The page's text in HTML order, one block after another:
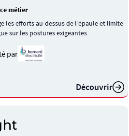
métier
les efforts au-dessus de l’épaule et limite
sur les postures exigeantes
par
Découvrir